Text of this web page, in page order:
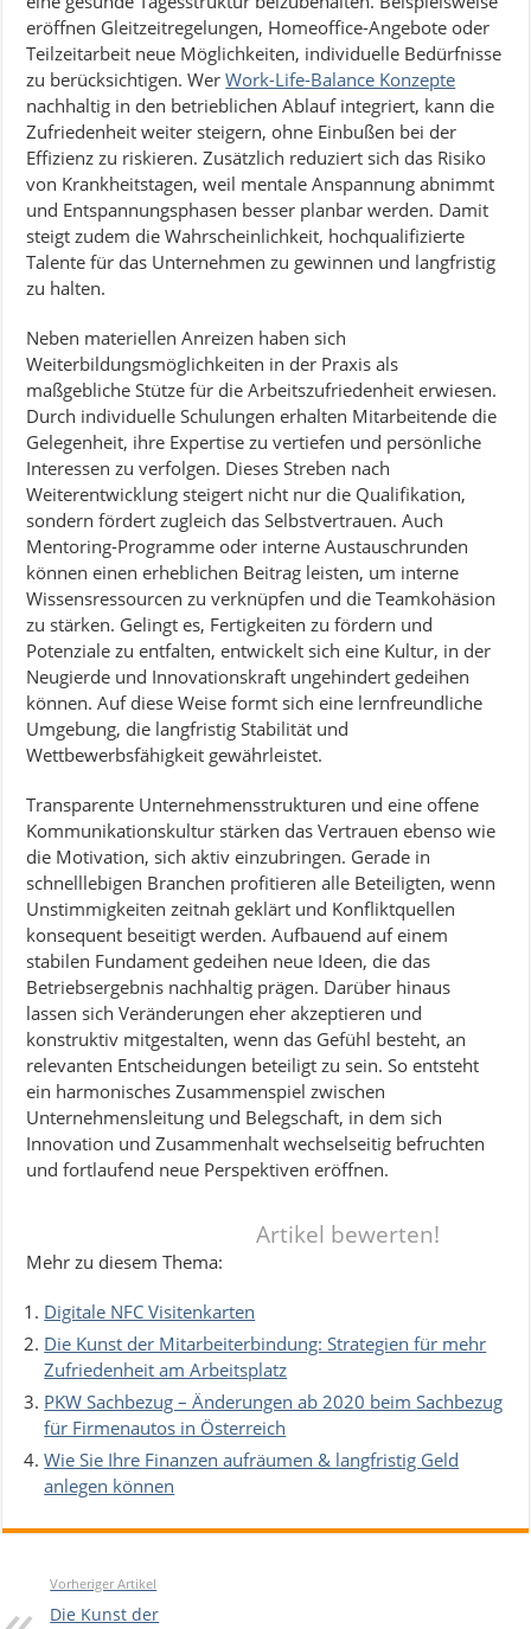
eröffnen Gleitzeitregelungen, Homeoffice-Angebote oder
Teilzeitarbeit neue Möglichkeiten, individuelle Bedürfnisse
zu berücksichtigen. WerWork-Life-Balance Konzepte
nachhaltig in den betrieblichen Ablauf integriert, kann die
Zufriedenheit weiter steigern, ohne Einbußen bei der
Effizienz zu riskieren. Zusätzlich reduziert sich das Risiko
von Krankheitstagen, weil mentale Anspannung abnimmt
und Entspannungsphasen besser planbar werden. Damit
steigt zudem die Wahrscheinlichkeit, hochqualifizierte
Talente für das Unternehmen zu gewinnen und langfristig
zu halten.
Neben materiellen Anreizen haben sich
Weiterbildungsmöglichkeiten in der Praxis als
maßgebliche Stütze für die Arbeitszufriedenheit erwiesen.
Durch individuelle Schulungen erhalten Mitarbeitende die
Gelegenheit, ihre Expertise zu vertiefen und persönliche
Interessen zu verfolgen. Dieses Streben nach
Weiterentwicklung steigert nicht nur die Qualifikation,
sondern fördert zugleich das Selbstvertrauen. Auch
Mentoring-Programme oder interne Austauschrunden
können einen erheblichen Beitrag leisten, um interne
Wissensressourcen zu verknüpfen und die Teamkohäsion
zu stärken. Gelingt es, Fertigkeiten zu fördern und
Potenziale zu entfalten, entwickelt sich eine Kultur, in der
Neugierde und Innovationskraft ungehindert gedeihen
können. Auf diese Weise formt sich eine lernfreundliche
Umgebung, die langfristig Stabilität und
Wettbewerbsfähigkeit gewährleistet.
Transparente Unternehmensstrukturen und eine offene
Kommunikationskultur stärken das Vertrauen ebenso wie
die Motivation, sich aktiv einzubringen. Gerade in
schnelllebigen Branchen profitieren alle Beteiligten, wenn
Unstimmigkeiten zeitnah geklärt und Konfliktquellen
konsequent beseitigt werden. Aufbauend auf einem
stabilen Fundament gedeihen neue Ideen, die das
Betriebsergebnis nachhaltig prägen. Darüber hinaus
lassen sich Veränderungen eher akzeptieren und
konstruktiv mitgestalten, wenn das Gefühl besteht, an
relevanten Entscheidungen beteiligt zu sein. So entsteht
ein harmonisches Zusammenspiel zwischen
Unternehmensleitung und Belegschaft, in dem sich
Innovation und Zusammenhalt wechselseitig befruchten
und fortlaufend neue Perspektiven eröffnen.
Artikel bewerten!
Mehr zu diesem Thema:
Digitale NFC Visitenkarten
Die Kunst der Mitarbeiterbindung: Strategien für mehr
Zufriedenheit am Arbeitsplatz
PKW Sachbezug – Änderungen ab 2020 beim Sachbezug
für Firmenautos in Österreich
Wie Sie Ihre Finanzen aufräumen & langfristig Geld
anlegen können
Vorheriger Artikel
Die Kunst der